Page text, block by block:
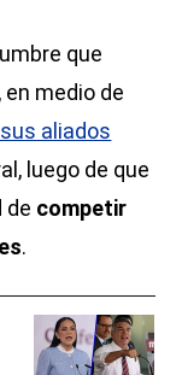
que
medio de
aliados
luego de que
de competir
.